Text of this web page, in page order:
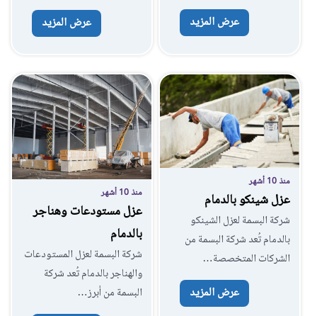
عرض المزيد عرض المزيد
منذ 10 أشهر
عزل شينكو بالدمام
شركة البسمة لعزل الشينكو
بالدمام تُعد شركة البسمة من
الشركات المتخصصة…
عرض المزيد
منذ 10 أشهر
عزل مستودعات وهناجر
بالدمام
شركة البسمة لعزل المستودعات
والهناجر بالدمام تُعد شركة
البسمة من أبرز…